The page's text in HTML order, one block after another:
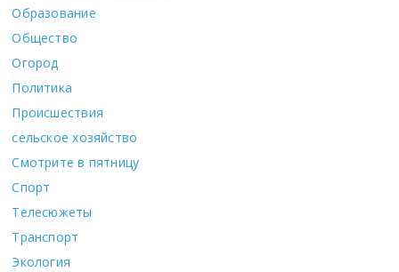
Образование
Общество
Огород
Политика
Происшествия
сельское хозяйство
Смотрите в пятницу
Спорт
Телесюжеты
Транспорт
Экология